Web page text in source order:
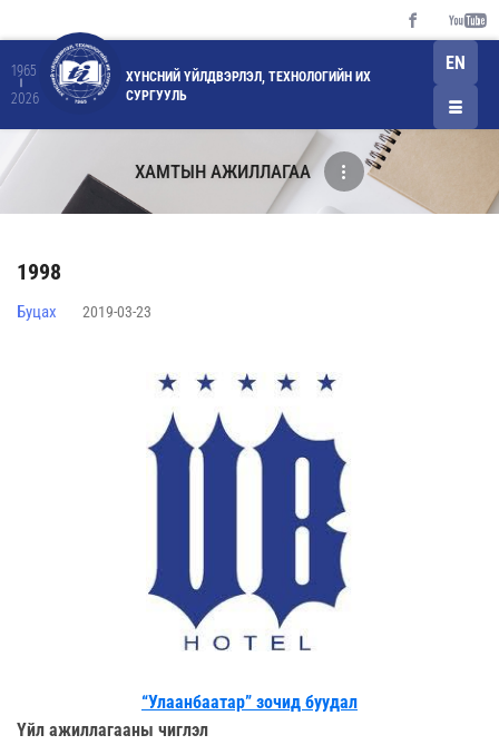
1965
2026
ХҮНСНИЙ ҮЙЛДВЭРЛЭЛ, ТЕХНОЛОГИЙН ИХ
СУРГУУЛЬ
EN
ХАМТЫН АЖИЛЛАГАА
1998
Буцах 2019-03-23
“Улаанбаатар” зочид буудал
Үйл ажиллагааны чиглэл